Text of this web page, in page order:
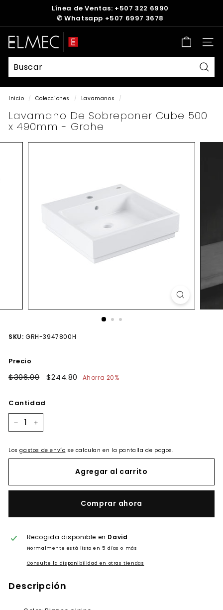
diapositivas
pausa
Línea de Ventas: +507 322 6990
✆ Whatsapp +507 6997 3678
E
L
M
E
C
Inicio / Colecciones / Lavamanos /
Lavamano De Sobreponer Cube 500
x 490mm - Grohe
SKU: GRH-3947800H
Precio
Precio
$306.00$306.00
Precio
$244.80 $244.80
Ahorra 20%
Cantidad
Losgastos de envío se calculan en la pantalla de pagos.
Agregar al carrito
Comprar ahora
Recogida disponible en David
Normalmente está listo en 5 días o más
Consulte la disponibilidad en otras tiendas
Descripción